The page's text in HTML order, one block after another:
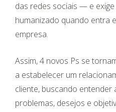
das redes sociais — e
humanizado quando entra
empresa.
Assim, 4 novos Ps se
a estabelecer um
cliente, buscando entender
problemas, desejos e